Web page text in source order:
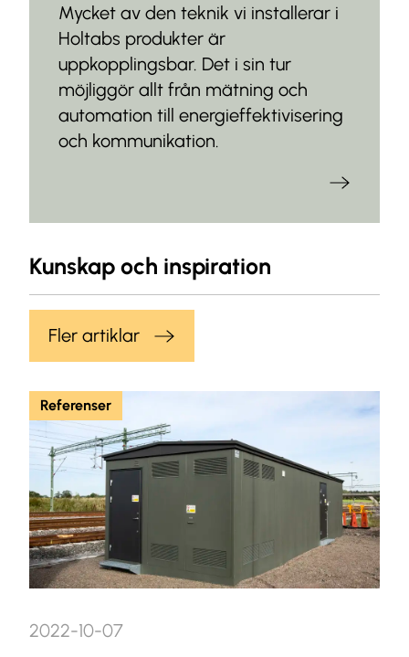
Mycket av den teknik vi installerar i
Holtabs produkter är
uppkopplingsbar. Det i sin tur
möjliggör allt från mätning och
automation till energieffektivisering
och kommunikation.
Kunskap och inspiration
Fler artiklar
Referenser
2022-10-07